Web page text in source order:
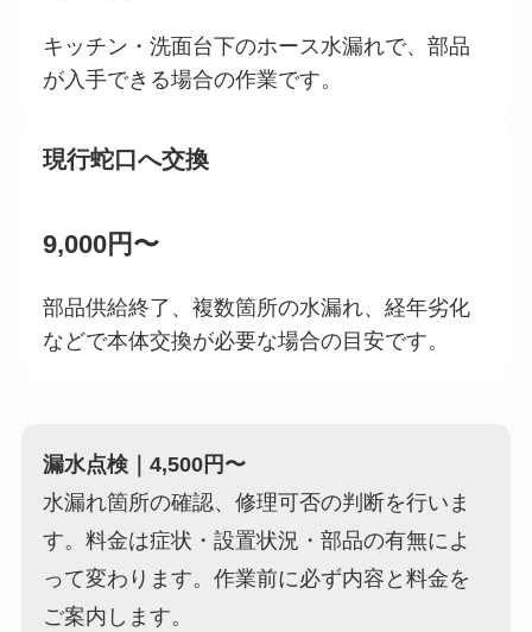
キッチン・洗面台下のホース水漏れで、部品
が入手できる場合の作業です。
現行蛇口へ交換
9,000円〜
部品供給終了、複数箇所の水漏れ、経年劣化
などで本体交換が必要な場合の目安です。
漏水点検｜4,500円〜
水漏れ箇所の確認、修理可否の判断を行いま
す。料金は症状・設置状況・部品の有無によ
って変わります。作業前に必ず内容と料金を
ご案内します。